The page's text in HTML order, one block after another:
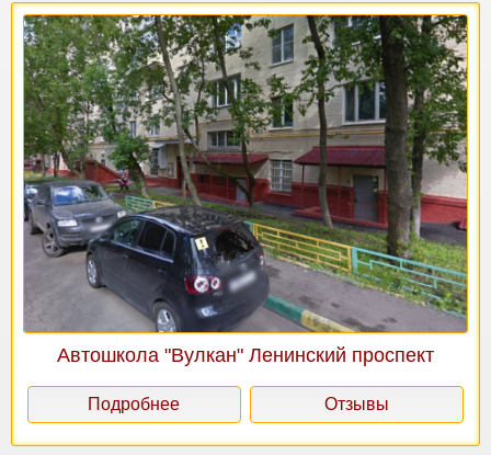
Автошкола "Вулкан" Ленинский проспект
Подробнее Отзывы